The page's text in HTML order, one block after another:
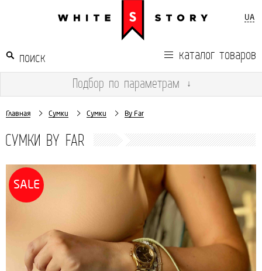
UA
каталог товаров
Подбор по параметрам ↓
Главная Сумки Сумки By Far
СУМКИ BY FAR
SALE